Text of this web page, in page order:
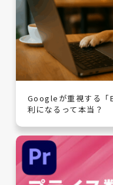
Googleが重視する「
利になるって本当？